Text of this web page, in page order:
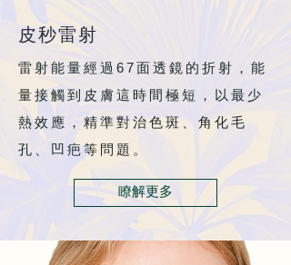
皮秒雷射
雷射能量經過 67 面透鏡的折射，能
量接觸到皮膚這時間極短，以最少
熱效應，精準對治色斑、角化毛
孔、凹疤等問題。
瞭解更多